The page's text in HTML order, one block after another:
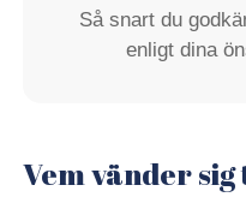
Så snart du
enligt dina
Vem vänder